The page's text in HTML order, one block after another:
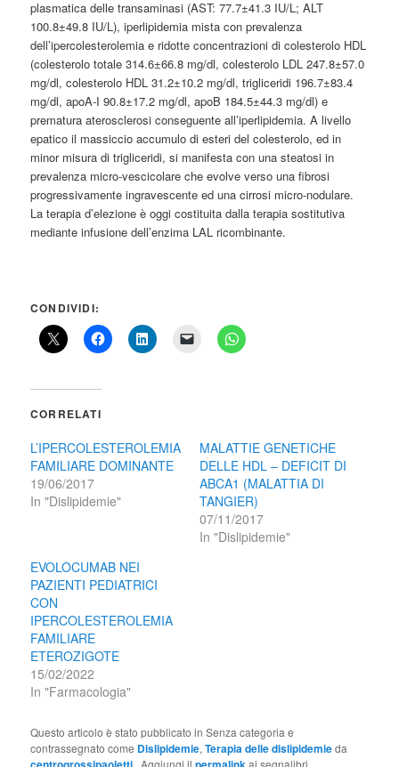
plasmatica delle transaminasi (AST: 77.7±41.3 IU/L; ALT
100.8±49.8 IU/L), iperlipidemia mista con prevalenza
dell’ipercolesterolemia e ridotte concentrazioni di colesterolo HDL
(colesterolo totale 314.6±66.8 mg/dl, colesterolo LDL 247.8±57.0
mg/dl, colesterolo HDL 31.2±10.2 mg/dl, trigliceridi 196.7±83.4
mg/dl, apoA-I 90.8±17.2 mg/dl, apoB 184.5±44.3 mg/dl) e
prematura aterosclerosi conseguente all’iperlipidemia. A livello
epatico il massiccio accumulo di esteri del colesterolo, ed in
minor misura di trigliceridi, si manifesta con una steatosi in
prevalenza micro-vescicolare che evolve verso una fibrosi
progressivamente ingravescente ed una cirrosi micro-nodulare.
La terapia d’elezione è oggi costituita dalla terapia sostitutiva
mediante infusione dell’enzima LAL ricombinante.
CONDIVIDI:
CORRELATI
L’IPERCOLESTEROLEMIA
FAMILIARE DOMINANTE
19/06/2017
In "Dislipidemie"
MALATTIE GENETICHE
DELLE HDL – DEFICIT DI
ABCA1 (MALATTIA DI
TANGIER)
07/11/2017
In "Dislipidemie"
EVOLOCUMAB NEI
PAZIENTI PEDIATRICI
CON
IPERCOLESTEROLEMIA
FAMILIARE
ETEROZIGOTE
15/02/2022
In "Farmacologia"
Questo articolo è stato pubblicato in Senza categoria e
contrassegnato come Dislipidemie,Terapia delle dislipidemieda
. Aggiungi il ai segnalibri.